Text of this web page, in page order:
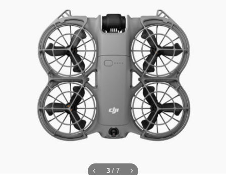
4 / 7